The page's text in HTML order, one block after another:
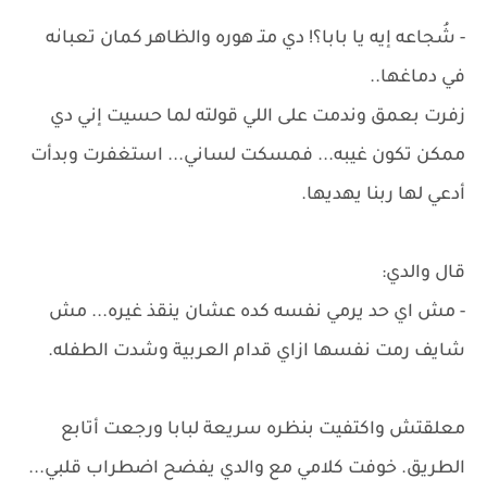
- شُجاعه إيه يا بابا؟! دي متـ هوره والظاهر كمان تعباىٰه
في دماغها..
زفرت بعمق وندمت على اللي قولته لما حسيت إني دي
ممكن تكون غيبه... فمسكت لساني... استغفرت وبدأت
أدعي لها ربنا يهديها.
قال والدي:
- مش اي حد يرمي نفسه كده عشان ينقذ غيره... مش
شايف رمت نفسها ازاي قدام العربية وشدت الطفله.
معلقتش واكتفيت بنظره سريعة لبابا ورجعت أتابع
الطريق. خوفت كلامي مع والدي يفضح اضطراب قلبي...